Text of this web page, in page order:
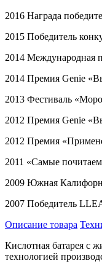
2016 Награда
2015 Победитель
2014 Международная
2014 Премия Genie
2013 Фестиваль
2012 Премия Genie
2012 Премия
2011 «Самые
2009 Южная
2007 Победитель
Описание товара
Кислотная батарея с
технологией